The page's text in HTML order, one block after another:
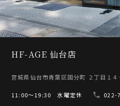
HF-AGE 仙台店
宮城県仙台市青葉区国分町 ２丁目１
11:00〜19:30 水曜定休
022-